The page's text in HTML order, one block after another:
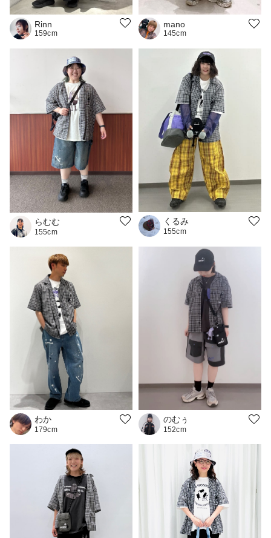
Rinn
159cm
mano
145cm
らむむ
155cm
くるみ
155cm
わか
179cm
のむぅ
152cm